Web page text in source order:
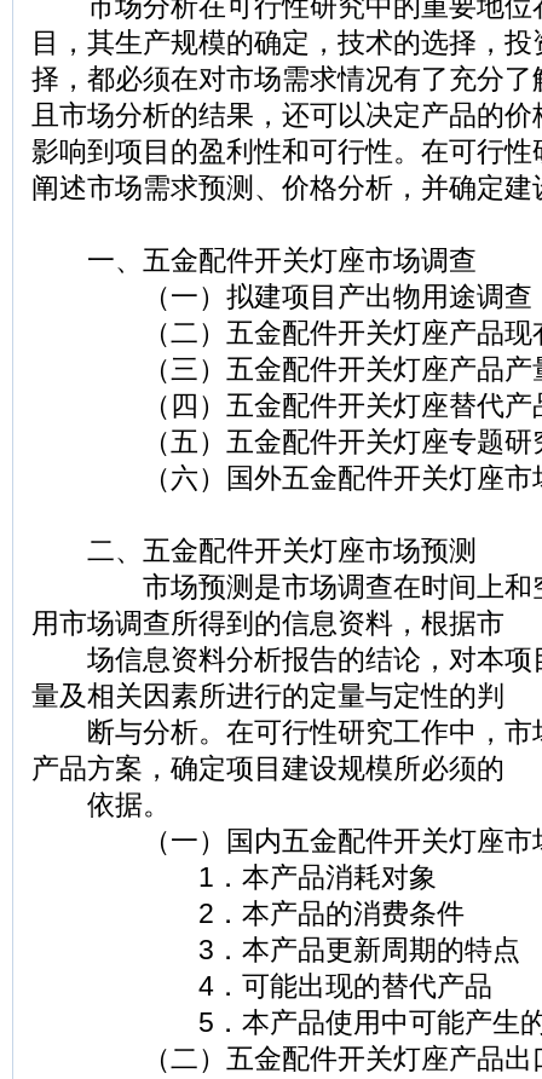
市场分析在可行性研究中的重要地位
目，其生产规模的确定，技术的选择，
择，都必须在对市场需求情况有了充分
且市场分析的结果，还可以决定产品的
影响到项目的盈利性和可行性。在可行
阐述市场需求预测、价格分析，并确定建
一、五金配件开关灯座市场调查
（一）拟建项目产出物用途调查
（二）五金配件开关灯座产品现
（三）五金配件开关灯座产品产
（四）五金配件开关灯座替代产
（五）五金配件开关灯座专题研
（六）国外五金配件开关灯座市
二、五金配件开关灯座市场预测
市场预测是市场调查在时间上和空
用市场调查所得到的信息资料，根据市
场信息资料分析报告的结论，对本项
量及相关因素所进行的定量与定性的判
断与分析。在可行性研究工作中，市
产品方案，确定项目建设规模所必须的
依据。
（一）国内五金配件开关灯座市
1．本产品消耗对象
2．本产品的消费条件
3．本产品更新周期的特点
4．可能出现的替代产品
5．本产品使用中可能产生的
（二）五金配件开关灯座产品出口